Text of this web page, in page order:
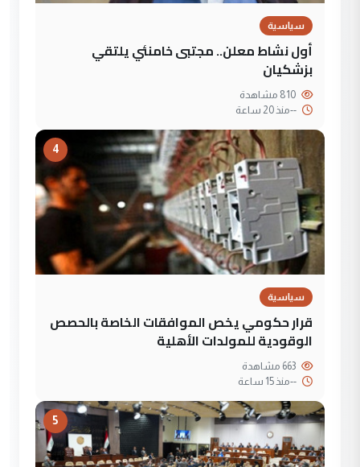
سياسية
أول نشاط معلن.. مجتبى خامنئي يلتقي
بزشكيان
--منذ 20 ساعة
4
سياسية
قرار حكومي يخص الموافقات الخاصة بالحصص
الوقودية للمولدات الأهلية
--منذ 15 ساعة
5